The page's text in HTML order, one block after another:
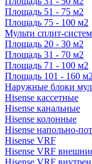
Площадь 51 - 75 м2
Площадь 75 - 100 м2
Мульти сплит-
Площадь 20 - 30 м2
Площадь 31 - 70 м2
Площадь 71 - 100 м2
Площадь 101 - 160 м2
Наружные блоки
Hisense кассетные
Hisense канальные
Hisense колонные
Hisense напольно-
Hisense VRF
Hisense VRF
Hisense VRF